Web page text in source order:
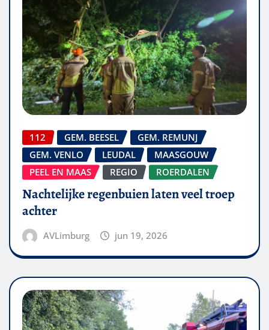
112 GEM. BEESEL
GEM. REMUNJ
GEM. VENLO
LEUDAL
MAASGOUW
PEEL EN MAAS
REGIO ROERDALEN
Nachtelijke regenbuien laten veel troep
achter
AVLimburg jun 19, 2026